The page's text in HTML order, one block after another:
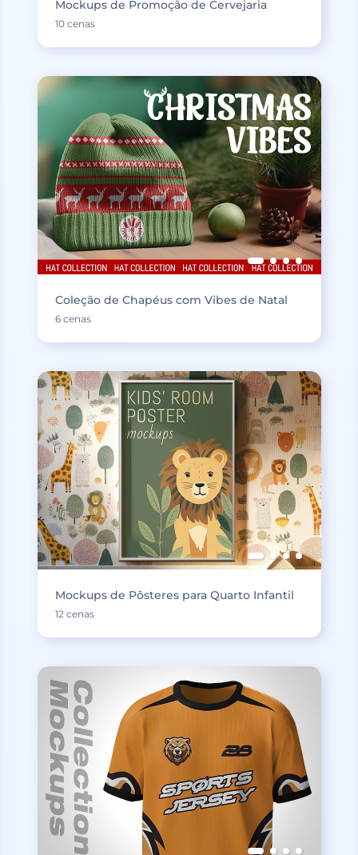
Mockups de Promoção de Cervejaria
10 cenas
Coleção de Chapéus com Vibes de Natal
6 cenas
Mockups de Pôsteres para Quarto Infantil
12 cenas